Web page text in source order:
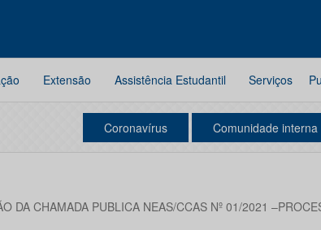
Extensão Assistência Estudantil Serviços
Coronavírus Comunidade interna
DA CHAMADA PUBLICA NEAS/CCAS Nº 01/2021